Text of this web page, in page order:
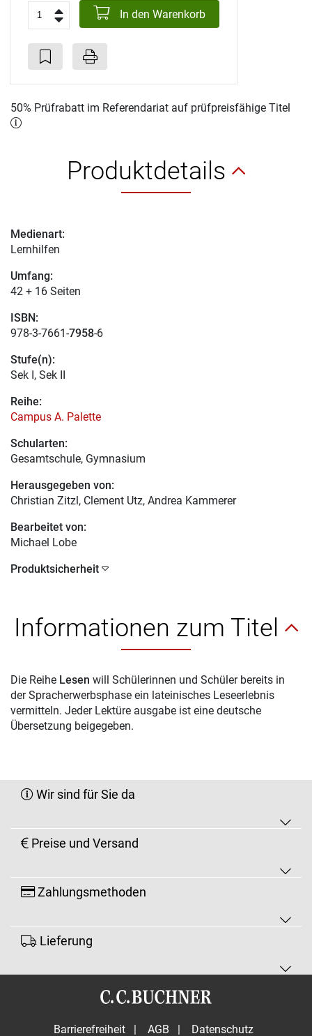
In den Warenkorb
50% Prüfrabatt im Referendariat auf prüfpreisfähige Titel
Produktdetails
Medienart:
Lernhilfen
Umfang:
42 + 16 Seiten
ISBN:
978-3-7661-7958-6
Stufe(n):
Sek I, Sek II
Reihe:
Campus A. Palette
Schularten:
Gesamtschule, Gymnasium
Herausgegeben von:
Christian Zitzl, Clement Utz, Andrea Kammerer
Bearbeitet von:
Michael Lobe
Produktsicherheit
Informationen zum Titel
Die Reihe Lesen will Schülerinnen und Schüler bereits in
der Spracherwerbsphase ein lateinisches Leseerlebnis
vermitteln. Jeder Lektüre ausgabe ist eine deutsche
Übersetzung beigegeben.
Wir sind für Sie da
Preise und Versand
Zahlungsmethoden
Lieferung
Barrierefreiheit | AGB | Datenschutz